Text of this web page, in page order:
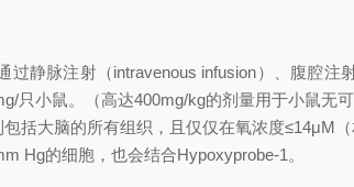
过静脉注射（intravenous infusion）、腹腔注
只小鼠。（高达400mg/kg的剂量用于小鼠无
括大脑的所有组织，且仅仅在氧浓度
Hg的细胞，也会结合Hypoxyprobe-1。